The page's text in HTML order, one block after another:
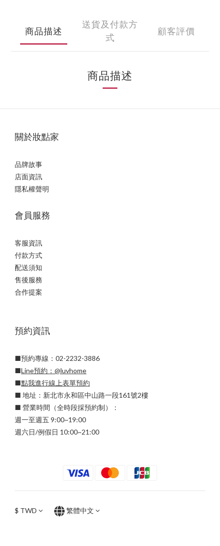
商品描述
送貨及付款方
式
顧客評價
商品描述
關於妝點家
品牌故事
店面資訊
隱私權聲明
會員服務
客服資訊
付款方式
配送須知
售後服務
合作提案
預約資訊
■預約專線：02-2232-3886
■Line預約： @luvhome
■點我進行線上表單預約
■ 地址：新北市永和區中山路一段161號2樓
■ 營業時間（全時段採預約制）：
週一至週五 9:00~19:00
週六日/例假日 10:00~21:00
$ TWD 繁體中文